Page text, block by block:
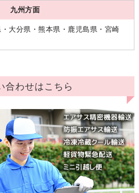
九州方面
大分県・熊本県・鹿児島県・宮崎
合わせはこちら